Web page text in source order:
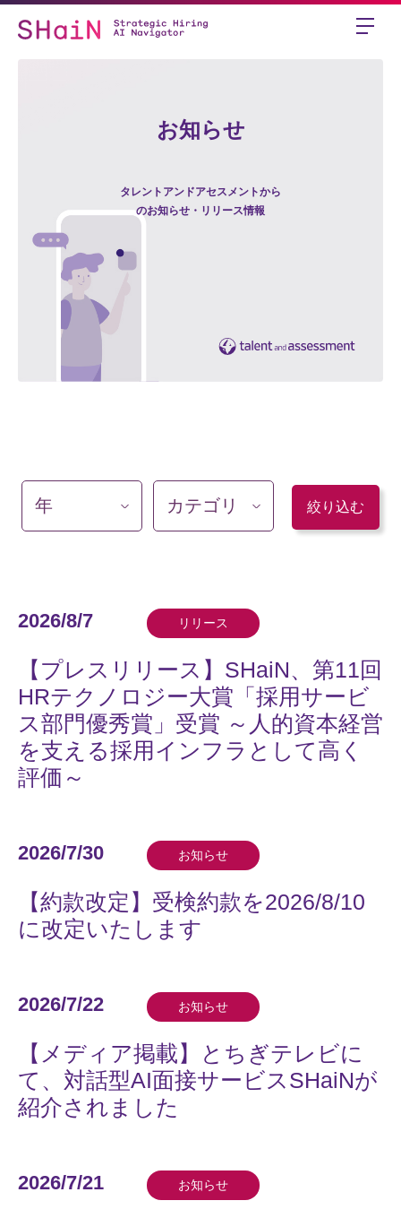
お知らせ
タレントアンドアセスメントから
のお知らせ・リリース情報
2026/8/7 リリース
【プレスリリース】SHaiN、第11回
HRテクノロジー大賞「採用サービ
ス部門優秀賞」受賞 ～人的資本経営
を支える採用インフラとして高く
評価～
2026/7/30 お知らせ
【約款改定】受検約款を2026/8/10
に改定いたします
2026/7/22 お知らせ
【メディア掲載】とちぎテレビに
て、対話型AI面接サービスSHaiNが
紹介されました
2026/7/21 お知らせ